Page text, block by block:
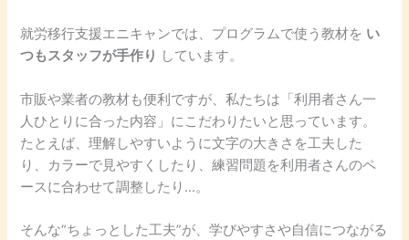
就労移行支援エニキャンでは、プログラムで使う教材を い
つもスタッフが手作り しています。
市販や業者の教材も便利ですが、私たちは「利用者さん一
人ひとりに合った内容」にこだわりたいと思っています。
たとえば、理解しやすいように文字の大きさを工夫した
り、カラーで見やすくしたり、練習問題を利用者さんのペ
ースに合わせて調整したり…。
そんな“ちょっとした工夫”が、学びやすさや自信につながる